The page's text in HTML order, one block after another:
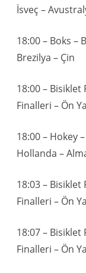
İsveç –
18:00 – Boks –
Brezilya – Çin
18:00 – Bisiklet
Finalleri – Ön
18:00 – Hokey
Hollanda –
18:03 – Bisiklet
Finalleri – Ön
18:07 – Bisiklet
Finalleri – Ön